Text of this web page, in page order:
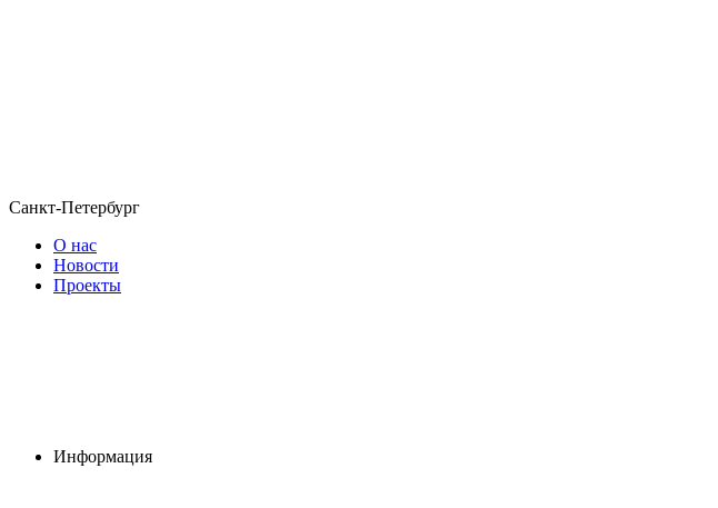
Санкт-Петербург
О нас
Новости
Проекты
Информация